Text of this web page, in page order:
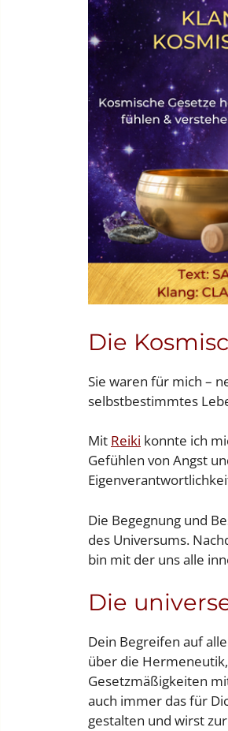
Die
Sie waren für mich –
selbstbestimmtes
Mit Reiki konnte ich
Gefühlen von Angst
Die Begegnung und
des Universums.
bin mit der uns alle
Die
Dein Begreifen auf
über die
Gesetzmäßigkeiten
auch immer das für
gestalten und wirst